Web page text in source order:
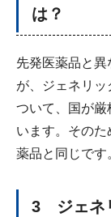
は？
先発医薬品と
が、ジェネリ
ついて、国が厳
います。その
薬品と同じです
3 ジェネ